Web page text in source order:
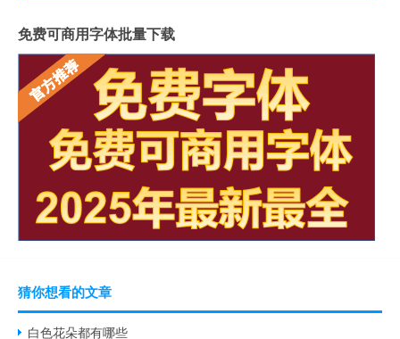
免费可商用字体批量下载
猜你想看的文章
白色花朵都有哪些